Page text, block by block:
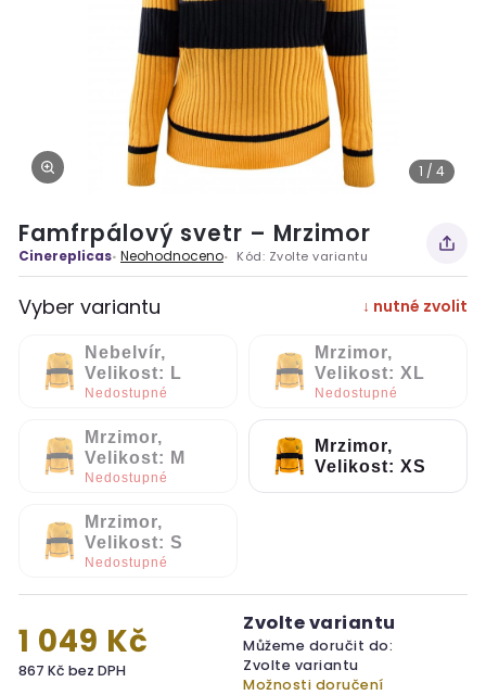
1 / 4
Famfrpálový svetr – Mrzimor
Cinereplicas Neohodnoceno Kód: Zvolte variantu
Vyber variantu ↓ nutné zvolit
Nebelvír,
Velikost: L
Nedostupné
Mrzimor,
Velikost: XL
Nedostupné
Mrzimor,
Velikost: M
Nedostupné
Mrzimor,
Velikost: XS
Mrzimor,
Velikost: S
Nedostupné
1 049 Kč
867 Kč bez DPH
Zvolte variantu
Můžeme doručit do:
Zvolte variantu
Možnosti doručení